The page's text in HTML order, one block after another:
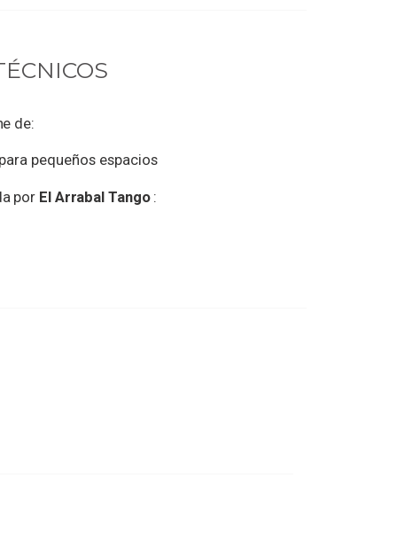
de:
pequeños espacios
por El Arrabal Tango :